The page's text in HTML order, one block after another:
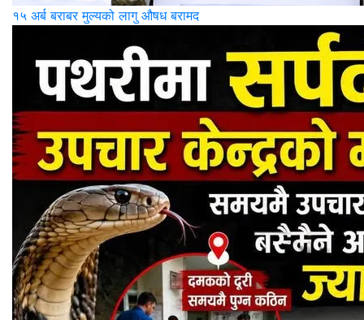
१५ अर्ब बराबर मुल्यको लागु औषध बरामद